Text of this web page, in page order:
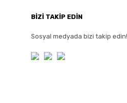
BİZİ TAKİP EDİN
Sosyal medyada bizi takip edin!